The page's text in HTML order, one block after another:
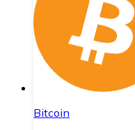
Bitcoin